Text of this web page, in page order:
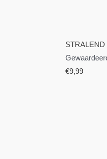
€9,99